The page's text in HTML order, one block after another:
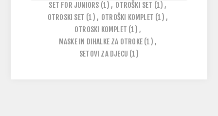
SET FOR JUNIORS (1) , OTROŠKI SET (1) ,
OTROSKI SET (1) , OTROŠKI KOMPLET (1) ,
OTROSKI KOMPLET (1) ,
MASKE IN DIHALKE ZA OTROKE (1) ,
SETOVI ZA DJECU (1)